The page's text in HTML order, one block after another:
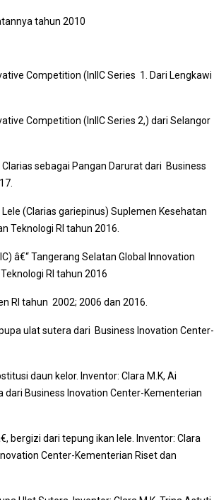
tahun 2010
Competition (InIIC Series 1. Dari Lengkawi
Competition (InIIC Series 2,) dari Selangor
sebagai Pangan Darurat dari Business
Lele (Clarias gariepinus) Suplemen Kesehatan
Teknologi RI tahun 2016.
â€“ Tangerang Selatan Global Innovation
RI tahun 2016
tahun 2002; 2006 dan 2016.
ulat sutera dari Business Inovation Center-
daun kelor. Inventor: Clara M.K, Ai
dari Business Inovation Center-Kementerian
bergizi dari tepung ikan lele. Inventor: Clara
Center-Kementerian Riset dan